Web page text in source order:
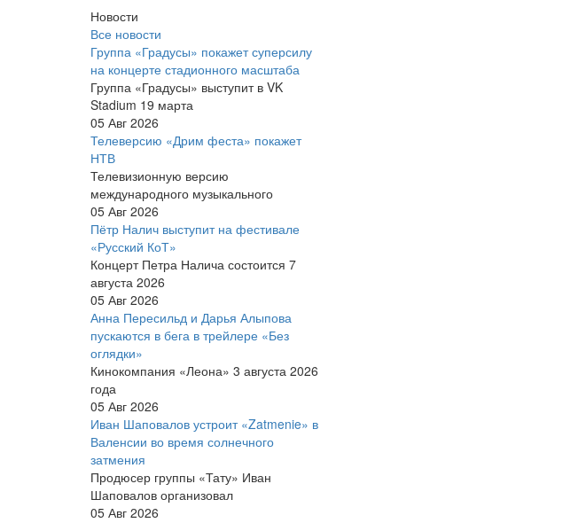
Новости
Все новости
Группа «Градусы» покажет суперсилу
на концерте стадионного масштаба
Группа «Градусы» выступит в VK
Stadium 19 марта
05 Авг 2026
Телеверсию «Дрим феста» покажет
НТВ
Телевизионную версию
международного музыкального
05 Авг 2026
Пётр Налич выступит на фестивале
«Русский КоТ»
Концерт Петра Налича состоится 7
августа 2026
05 Авг 2026
Анна Пересильд и Дарья Алыпова
пускаются в бега в трейлере «Без
оглядки»
Кинокомпания «Леона» 3 августа 2026
года
05 Авг 2026
Иван Шаповалов устроит «Zatmenie» в
Валенсии во время солнечного
затмения
Продюсер группы «Тату» Иван
Шаповалов организовал
05 Авг 2026